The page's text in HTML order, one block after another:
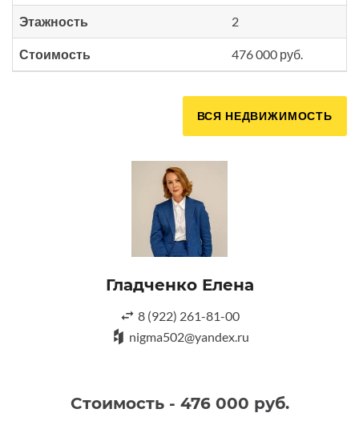
Этажность 2
Стоимость 476 000 руб.
ВСЯ НЕДВИЖИМОСТЬ
Гладченко Елена
8 (922) 261-81-00
nigma502@yandex.ru
Стоимость - 476 000 руб.